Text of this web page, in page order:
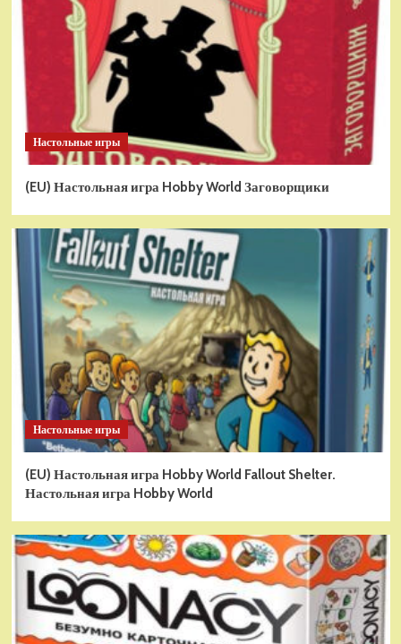
Настольные игры
(EU) Настольная игра Hobby World Заговорщики
Настольные игры
(EU) Настольная игра Hobby World Fallout Shelter.
Настольная игра Hobby World